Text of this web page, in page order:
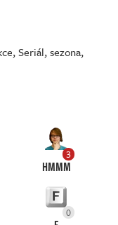
,Seriál,sezona,
3
HMMM
0